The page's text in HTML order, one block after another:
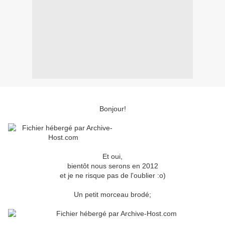
Bonjour!
Et oui,
bientôt nous serons en 2012
et je ne risque pas de l'oublier :o)
Un petit morceau brodé;